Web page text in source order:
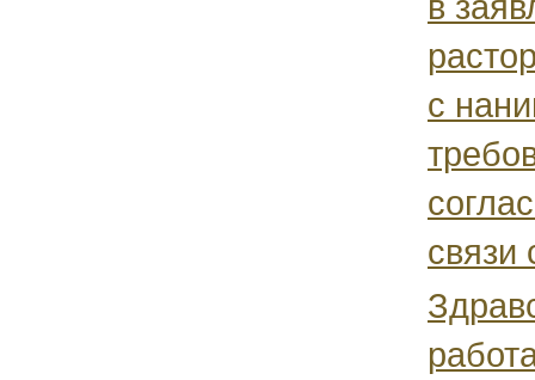
с
связи